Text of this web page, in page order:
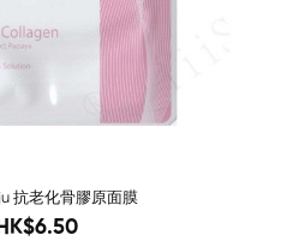
抗老化骨膠原面膜
10
HK$6.50